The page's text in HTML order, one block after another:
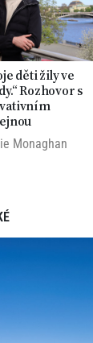
děti žily ve
Rozhovor s
Monaghan